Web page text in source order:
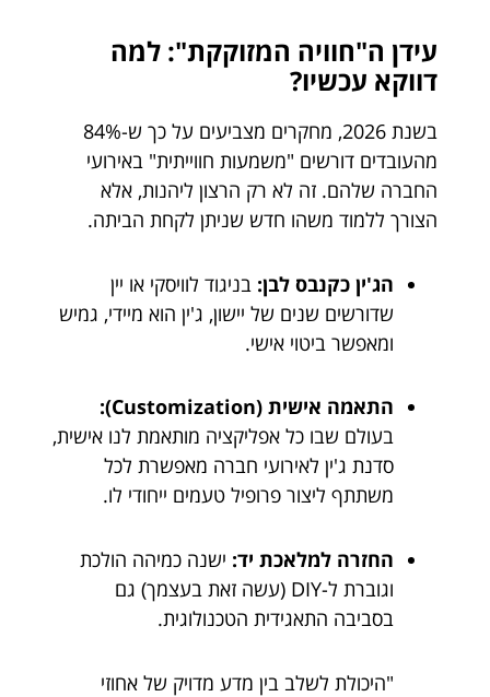
עידן ה"חוויה המזוקקת": למה
דווקא עכשיו?
בשנת 2026, מחקרים מצביעים על כך ש-84%
מהעובדים דורשים "משמעות חווייתית" באירועי
החברה שלהם. זה לא רק הרצון ליהנות, אלא
הצורך ללמוד משהו חדש שניתן לקחת הביתה.
הג'ין כקנבס לבן: בניגוד לוויסקי או יין
שדורשים שנים של יישון, ג'ין הוא מיידי, גמיש
ומאפשר ביטוי אישי.
התאמה אישית (Customization):
בעולם שבו כל אפליקציה מותאמת לנו אישית,
סדנת ג'ין לאירועי חברה מאפשרת לכל
משתתף ליצור פרופיל טעמים ייחודי לו.
החזרה למלאכת יד: ישנה כמיהה הולכת
וגוברת ל-DIY (עשה זאת בעצמך) גם
בסביבה התאגידית הטכנולוגית.
"היכולת לשלב בין מדע מדויק של אחוזי